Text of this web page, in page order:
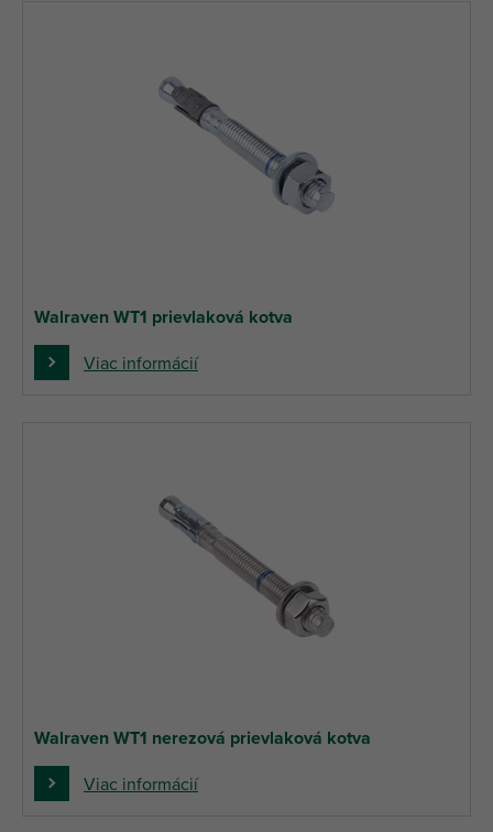
Walraven WT1 prievlaková kotva
Viac informácií
Walraven WT1 nerezová prievlaková kotva
Viac informácií